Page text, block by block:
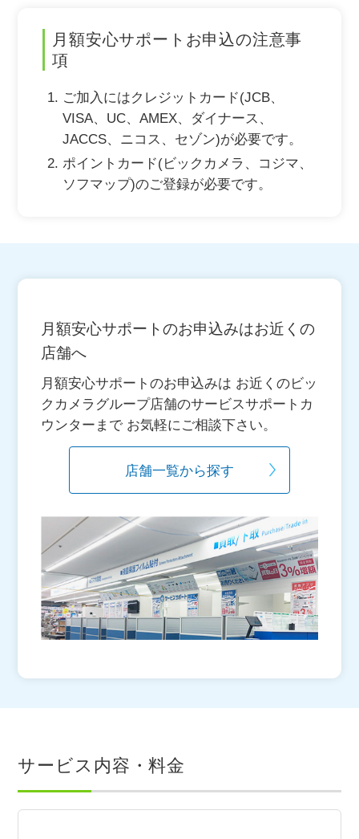
月額安心サポートお申込の注意事
項
ご加入にはクレジットカード(JCB、
VISA、UC、AMEX、ダイナース、
JACCS、ニコス、セゾン)が必要です。
ポイントカード(ビックカメラ、コジマ、
ソフマップ)のご登録が必要です。
月額安心サポートのお申込みはお近くの
店舗へ
月額安心サポートのお申込みは お近くのビッ
クカメラグループ店舗のサービスサポートカ
ウンターまで お気軽にご相談下さい。
店舗一覧から探す
サービス内容・料金